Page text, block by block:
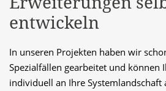
entwickeln
In unseren Projekten haben wir
Spezialfällen gearbeitet und können